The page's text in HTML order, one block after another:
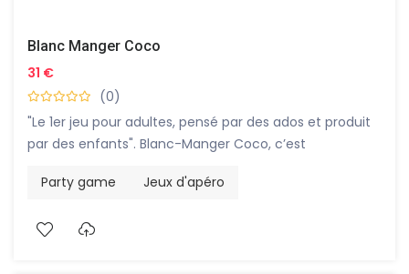
Blanc Manger Coco
31 €
(0)
"Le 1er jeu pour adultes, pensé par des ados et produit
par des enfants". Blanc-Manger Coco, c’est
boîte.
Party game Jeux d'apéro